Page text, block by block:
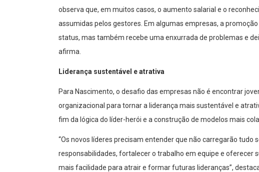
observa que, em muitos casos, o aumento salarial e o
assumidas pelos gestores. Em algumas empresas, a
status, mas também recebe uma enxurrada de problemas e
afirma.
Liderança sustentável e atrativa
Para Nascimento, o desafio das empresas não é encontrar
organizacional para tornar a liderança mais sustentável e
fim da lógica do líder-herói e a construção de modelos mais
“Os novos líderes precisam entender que não carregarão tudo
responsabilidades, fortalecer o trabalho em equipe e oferecer
mais facilidade para atrair e formar futuras lideranças”,